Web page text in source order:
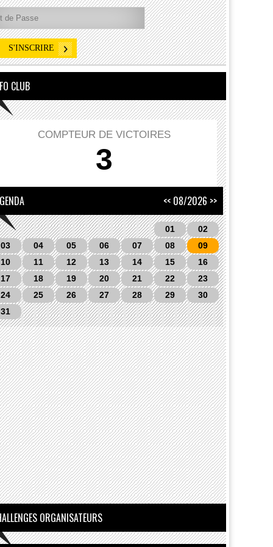
CLUB
COMPTEUR DE VICTOIRES
3
<< 08/2026 >>
01
02
03
04 05 06 07 08
09
10
11 12 13 14 15
16
17
18 19 20 21 22
23
24
25 26 27 28 29
30
31
ORGANISATEURS